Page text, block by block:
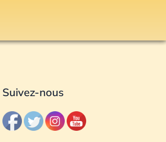
Suivez-nous
Archives